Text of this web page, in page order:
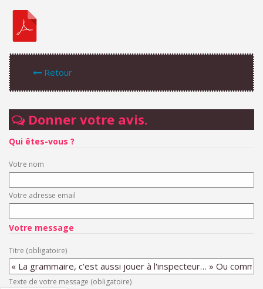
Retour
Donner votre avis.
Qui êtes-vous ?
Votre nom
Votre adresse email
Votre message
Titre (obligatoire)
Texte de votre message (obligatoire)